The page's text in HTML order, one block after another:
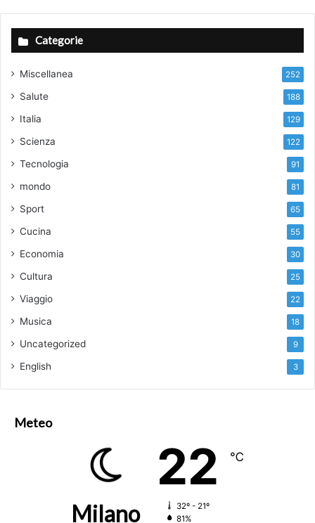
Categorie
Miscellanea 252
Salute 188
Italia 129
Scienza 122
Tecnologia 91
mondo 81
Sport 65
Cucina 55
Economia 30
Cultura 25
Viaggio 22
Musica 18
Uncategorized 9
English 3
Meteo
Milano
22 ℃
32º - 21º
81%